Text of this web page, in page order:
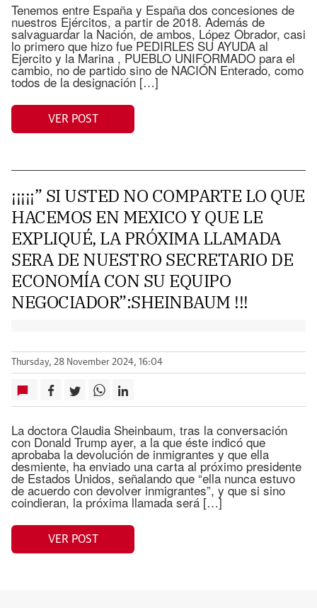
Tenemos entre España y España dos concesiones de
nuestros Ejércitos, a partir de 2018. Además de
salvaguardar la Nación, de ambos, López Obrador, casi
lo primero que hizo fue PEDIRLES SU AYUDA al
Ejercito y la Marina , PUEBLO UNIFORMADO para el
cambio, no de partido sino de NACIÓN Enterado, como
todos de la designación […]
VER POST
¡¡¡¡¡” SI USTED NO COMPARTE LO QUE
HACEMOS EN MEXICO Y QUE LE
EXPLIQUÉ, LA PRÓXIMA LLAMADA
SERA DE NUESTRO SECRETARIO DE
ECONOMÍA CON SU EQUIPO
NEGOCIADOR”:SHEINBAUM !!!
Thursday, 28 November 2024, 16:04
La doctora Claudia Sheinbaum, tras la conversación
con Donald Trump ayer, a la que éste indicó que
aprobaba la devolución de inmigrantes y que ella
desmiente, ha enviado una carta al próximo presidente
de Estados Unidos, señalando que “ella nunca estuvo
de acuerdo con devolver inmigrantes”, y que si sino
coindieran, la próxima llamada será […]
VER POST